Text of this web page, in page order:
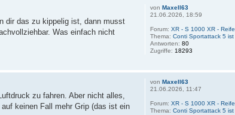
dir das zu kippelig ist, dann musst
Was einfach nicht
von Maxell63
21.06.2026, 18:59
Forum: XR - S 1000 XR -
Thema: Conti Sportattack 5 ist
Antworten: 80
Zugriffe: 18293
zu fahren. Aber nicht alles,
keinen Fall mehr Grip (das ist ein
von Maxell63
21.06.2026, 11:47
Forum: XR - S 1000 XR -
Thema: Conti Sportattack 5 ist